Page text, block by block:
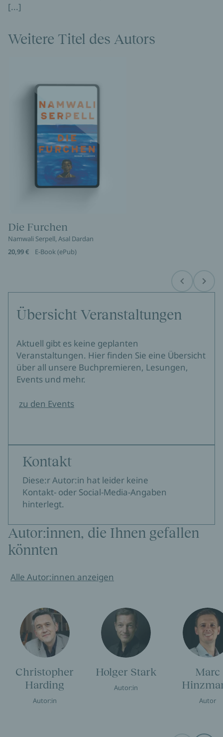
[...]
Weitere Titel des Autors
Die Furchen
Namwali Serpell, Asal Dardan
20,99 €
E-Book (ePub)
Before Next
Übersicht Veranstaltungen
Aktuell gibt es keine geplanten
Veranstaltungen. Hier finden Sie eine Übersicht
über all unsere Buchpremieren, Lesungen,
Events und mehr.
zu den Events
Kontakt
Diese:r Autor:in hat leider keine
Kontakt- oder Social-Media-Angaben
hinterlegt.
Autor:innen, die Ihnen gefallen
könnten
Alle Autor:innen anzeigen
Christopher
Harding
Autor:in
Holger Stark
Autor:in
Marc
Autor